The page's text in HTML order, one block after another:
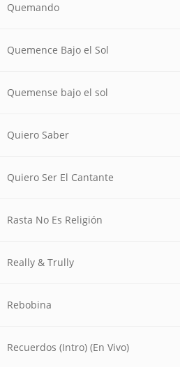
Quemando
Quemence Bajo el Sol
Quemense bajo el sol
Quiero Saber
Quiero Ser El Cantante
Rasta No Es Religión
Really & Trully
Rebobina
Recuerdos (Intro) (En Vivo)